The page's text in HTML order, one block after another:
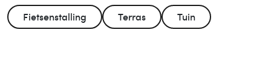
Fietsenstalling Terras Tuin